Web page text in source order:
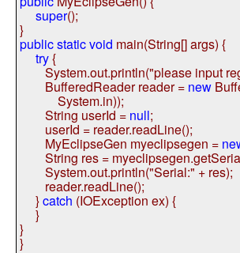
super();
}
publicstaticvoid main(String[] args) {
try{
System.out.println("please input
BufferedReader reader = new
System.in));
String userId = null;
userId = reader.readLine();
MyEclipseGen myeclipsegen =
String res =
System.out.println("Serial:" + res);
reader.readLine();
}catch (IOException ex) {
}
}
}